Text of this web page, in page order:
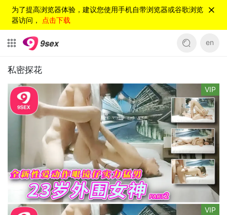
为了提高浏览器体验，建议您使用手机自带浏览器或谷歌浏览
器访问， 点击下载
en
私密探花
VIP
VIP